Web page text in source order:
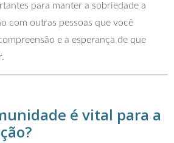
para manter a sobriedade a
com outras pessoas que você
e a esperança de que
é vital para a